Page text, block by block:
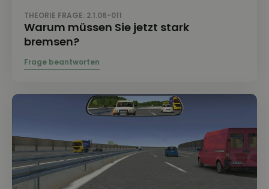
THEORIE FRAGE: 2.1.06-011
Warum müssen Sie jetzt stark
bremsen?